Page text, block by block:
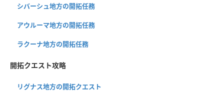
シバーシュ地方の開拓任務
アウルーマ地方の開拓任務
ラクーナ地方の開拓任務
開拓クエスト攻略
リグナス地方の開拓クエスト